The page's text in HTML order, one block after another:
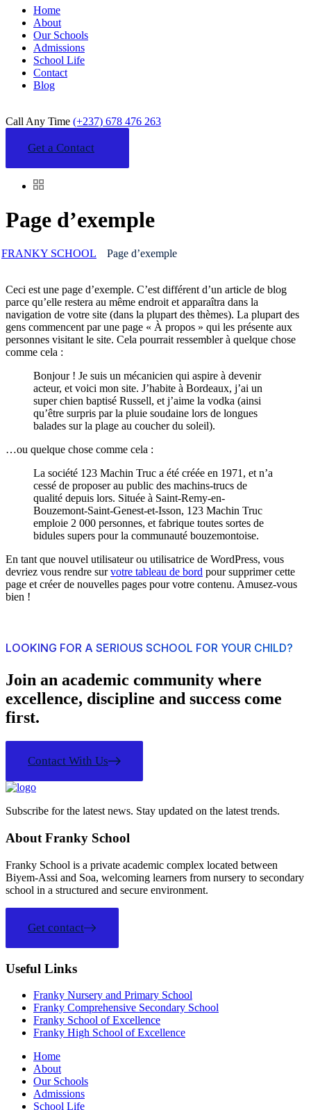
Home
About
Our Schools
Admissions
School Life
Contact
Blog
Call Any Time (+237) 678 476 263
Get a Contact
Page d’exemple
FRANKY SCHOOL Page d’exemple
Ceci est une page d’exemple. C’est différent d’un article de blog
parce qu’elle restera au même endroit et apparaîtra dans la
navigation de votre site (dans la plupart des thèmes). La plupart des
gens commencent par une page « À propos » qui les présente aux
personnes visitant le site. Cela pourrait ressembler à quelque chose
comme cela :
Bonjour ! Je suis un mécanicien qui aspire à devenir
acteur, et voici mon site. J’habite à Bordeaux, j’ai un
super chien baptisé Russell, et j’aime la vodka (ainsi
qu’être surpris par la pluie soudaine lors de longues
balades sur la plage au coucher du soleil).
…ou quelque chose comme cela :
La société 123 Machin Truc a été créée en 1971, et n’a
cessé de proposer au public des machins-trucs de
qualité depuis lors. Située à Saint-Remy-en-
Bouzemont-Saint-Genest-et-Isson, 123 Machin Truc
emploie 2 000 personnes, et fabrique toutes sortes de
bidules supers pour la communauté bouzemontoise.
En tant que nouvel utilisateur ou utilisatrice de WordPress, vous
devriez vous rendre survotre tableau de bord pour supprimer cette
page et créer de nouvelles pages pour votre contenu. Amusez-vous
bien !
LOOKING FOR A SERIOUS SCHOOL FOR YOUR CHILD?
Join an academic community where
excellence, discipline and success come
first.
Contact With Us
Subscribe for the latest news. Stay updated on the latest trends.
About Franky School
Franky School is a private academic complex located between
Biyem-Assi and Soa, welcoming learners from nursery to secondary
school in a structured and secure environment.
Get contact
Useful Links
Franky Nursery and Primary School
Franky Comprehensive Secondary School
Franky School of Excellence
Franky High School of Excellence
Home
About
Our Schools
Admissions
School Life